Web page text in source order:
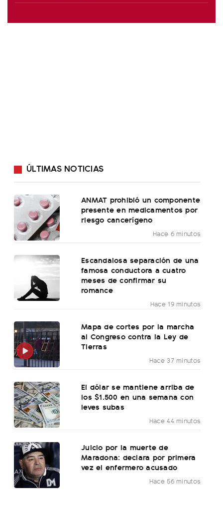
ÚLTIMAS NOTICIAS
ANMAT prohibió un componente
presente en medicamentos por
riesgo cancerígeno
Hace 6 minutos
Escandalosa separación de una
famosa conductora a cuatro
meses de confirmar su
romance
Hace 19 minutos
Mapa de cortes por la marcha
al Congreso contra la Ley de
Tierras
Hace 37 minutos
El dólar se mantiene arriba de
los $1.500 en una semana con
leves subas
Hace 44 minutos
Juicio por la muerte de
Maradona: declara por primera
vez el enfermero acusado
Hace 56 minutos